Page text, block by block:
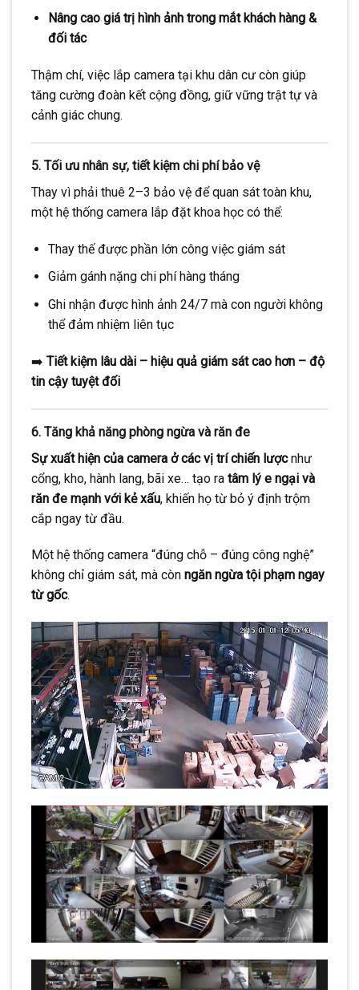
Nâng cao giá trị hình ảnh trong mắt khách hàng &
đối tác
Thậm chí, việc lắp camera tại khu dân cư còn giúp
tăng cường đoàn kết cộng đồng, giữ vững trật tự và
cảnh giác chung.
5. Tối ưu nhân sự, tiết kiệm chi phí bảo vệ
Thay vì phải thuê 2–3 bảo vệ để quan sát toàn khu,
một hệ thống camera lắp đặt khoa học có thể:
Thay thế được phần lớn công việc giám sát
Giảm gánh nặng chi phí hàng tháng
Ghi nhận được hình ảnh 24/7 mà con người không
thể đảm nhiệm liên tục
➡️ Tiết kiệm lâu dài – hiệu quả giám sát cao hơn – độ
tin cậy tuyệt đối
6. Tăng khả năng phòng ngừa và răn đe
Sự xuất hiện của camera ở các vị trí chiến lượcnhư
cổng, kho, hành lang, bãi xe… tạo ra tâm lý e ngại và
răn đe mạnh với kẻ xấu, khiến họ từ bỏ ý định trộm
cắp ngay từ đầu.
Một hệ thống camera “đúng chỗ – đúng công nghệ”
không chỉ giám sát, mà còn ngăn ngừa tội phạm ngay
từ gốc.